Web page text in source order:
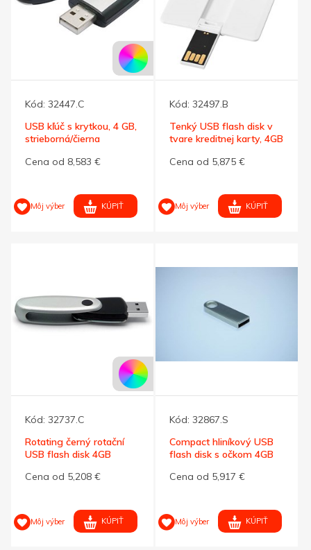
Kód: 32447.C
USB kľúč s krytkou, 4 GB,
strieborná/čierna
Cena od 8,583 €
Môj výber KÚPIŤ
Kód: 32497.B
Tenký USB flash disk v
tvare kreditnej karty, 4GB
Cena od 5,875 €
Môj výber KÚPIŤ
Kód: 32737.C
Rotating černý rotační
USB flash disk 4GB
Cena od 5,208 €
Môj výber KÚPIŤ
Kód: 32867.S
Compact hliníkový USB
flash disk s očkom 4GB
Cena od 5,917 €
Môj výber KÚPIŤ